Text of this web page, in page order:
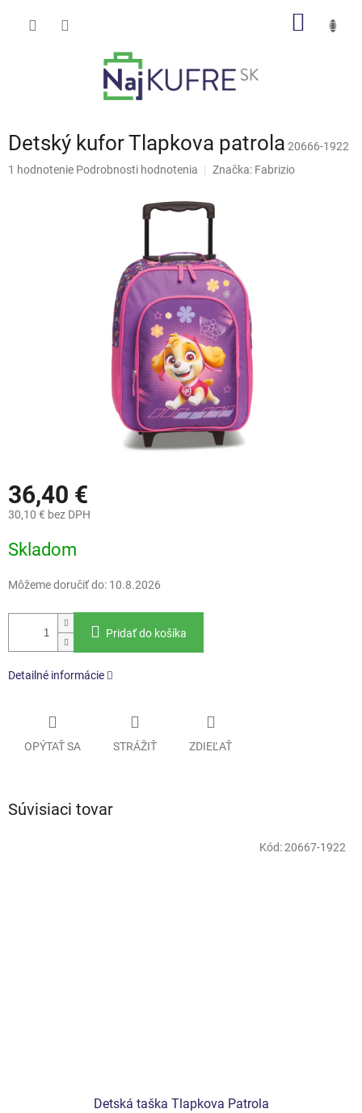
Detský kufor Tlapkova patrola 20666-1922
Priemerné
1 hodnotenie Podrobnosti hodnotenia Značka: Fabrizio
36,40 €
30,10 € bez DPH
cena:
Skladom
Môžeme doručiť do: 10.8.2026
Pridať do košíka
Detailné informácie
OPÝTAŤ SA STRÁŽIŤ ZDIEĽAŤ
Súvisiaci tovar
Detská taška Tlapkova Patrola
Kód:20667-1922